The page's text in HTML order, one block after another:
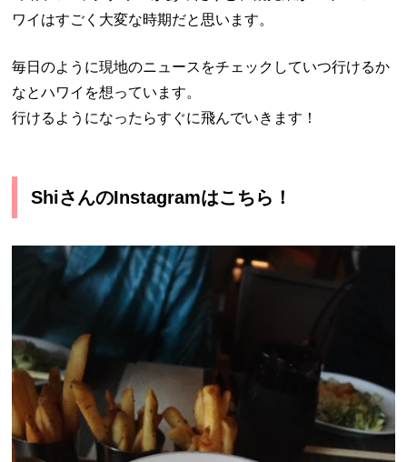
ワイはすごく大変な時期だと思います。
毎日のように現地のニュースをチェックしていつ行けるか
なとハワイを想っています。
行けるようになったらすぐに飛んでいきます！
ShiさんのInstagramはこちら！